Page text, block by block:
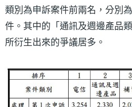
類別為申訴案件前兩名，分別
件。其中的「通訊及週邊產品
所衍生出來的爭議居多。